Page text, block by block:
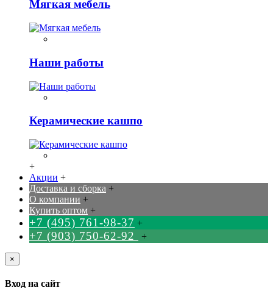
Мягкая мебель
Наши работы
Керамические кашпо
+
Акции +
Доставка и сборка +
О компании +
Купить оптом +
+7 (495) 761-98-37 +
+7 (903) 750-62-92 +
×
Вход на сайт